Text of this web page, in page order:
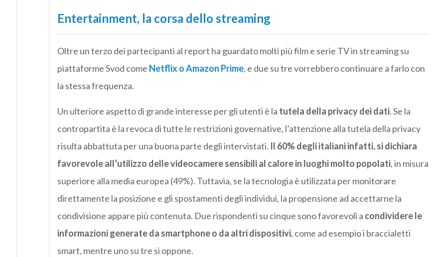
Entertainment, la corsa dello streaming
Oltre un terzo dei partecipanti al report ha guardato molti più film e serie TV in streaming su
piattaforme Svod come Netflix o Amazon Prime, e due su tre vorrebbero continuare a farlo con
la stessa frequenza.
Un ulteriore aspetto di grande interesse per gli utenti è la tutela della privacy dei dati. Se la
contropartita è la revoca di tutte le restrizioni governative, l’attenzione alla tutela della privacy
risulta abbattuta per una buona parte degli intervistati. Il 60% degli italiani infatti, si dichiara
favorevole all’utilizzo delle videocamere sensibili al calore in luoghi molto popolati, in misura
superiore alla media europea (49%). Tuttavia, se la tecnologia è utilizzata per monitorare
direttamente la posizione e gli spostamenti degli individui, la propensione ad accettarne la
condivisione appare più contenuta. Due rispondenti su cinque sono favorevoli a condividere le
informazioni generate da smartphone o da altri dispositivi, come ad esempio i braccialetti
smart, mentre uno su tre si oppone.